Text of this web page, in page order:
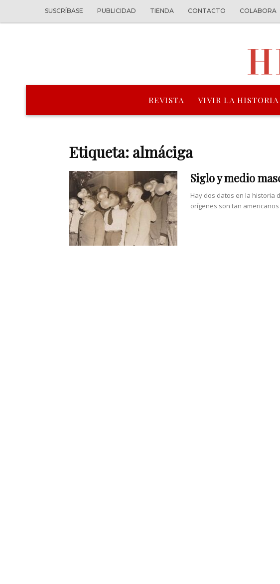
SUSCRÍBASE PUBLICIDAD TIENDA CONTACTO COLABORA
REVISTA VIVIR LA HISTORIA
Etiqueta: almáciga
Siglo y medio
Hay dos datos en la historia
orígenes son tan